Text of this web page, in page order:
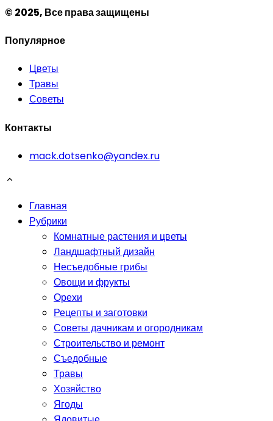
© 2025, Все права защищены
Популярное
Цветы
Травы
Советы
Контакты
mack.dotsenko@yandex.ru
Главная
Рубрики
Комнатные растения и цветы
Ландшафтный дизайн
Несъедобные грибы
Овощи и фрукты
Орехи
Рецепты и заготовки
Советы дачникам и огородникам
Строительство и ремонт
Съедобные
Травы
Хозяйство
Ягоды